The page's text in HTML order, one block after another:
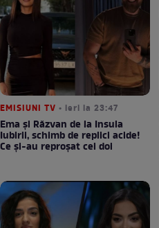
EMISIUNI TV • ieri la 23:47
Ema și Răzvan de la Insula
Iubirii, schimb de replici acide!
Ce și-au reproșat cei doi